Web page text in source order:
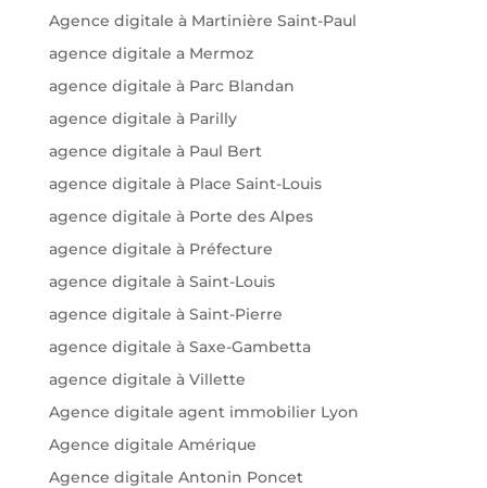
Agence digitale à Martinière Saint-Paul
agence digitale a Mermoz
agence digitale à Parc Blandan
agence digitale à Parilly
agence digitale à Paul Bert
agence digitale à Place Saint-Louis
agence digitale à Porte des Alpes
agence digitale à Préfecture
agence digitale à Saint-Louis
agence digitale à Saint-Pierre
agence digitale à Saxe-Gambetta
agence digitale à Villette
Agence digitale agent immobilier Lyon
Agence digitale Amérique
Agence digitale Antonin Poncet